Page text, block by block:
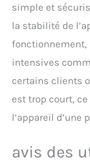
simple et
la stabilité de
intensives
certains clients
est trop court,
l’appareil d’une
avis des